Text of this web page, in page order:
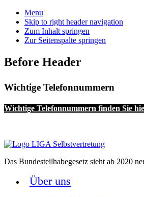
Menu
Skip to right header navigation
Zum Inhalt springen
Zur Seitenspalte springen
Before Header
Wichtige Telefonnummern
Wichtige Telefonnummern finden Sie
Das Bundesteilhabegesetz sieht ab 2020
Über uns